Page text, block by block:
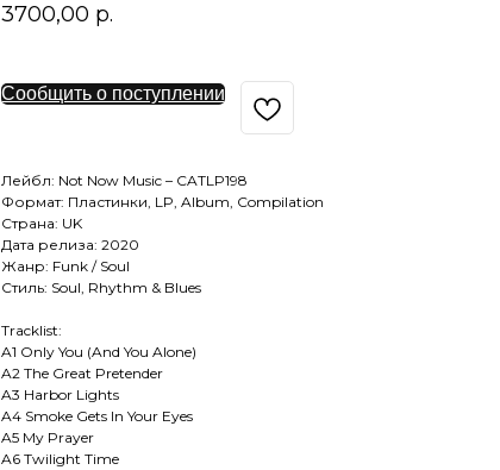
3700,00 р.
Сообщить о поступлении
Лейбл: Not Now Music – CATLP198
Формат: Пластинки, LP, Album, Compilation
Страна: UK
Дата релиза: 2020
Жанр: Funk / Soul
Стиль: Soul, Rhythm & Blues
Tracklist:
A1 Only You (And You Alone)
A2 The Great Pretender
A3 Harbor Lights
A4 Smoke Gets In Your Eyes
A5 My Prayer
A6 Twilight Time